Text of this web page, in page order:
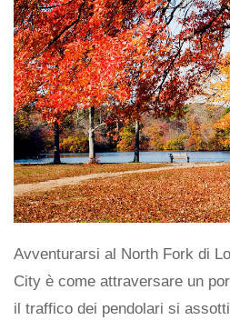
Avventurarsi al North Fork di
City è come attraversare un
il traffico dei pendolari si